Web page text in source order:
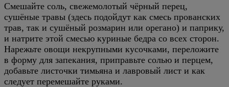
Смешайте соль, свежемолотый чёрный перец,
сушёные травы (здесь подойдут как смесь прованских
трав, так и сушёный розмарин или орегано) и паприку,
и натрите этой смесью куриные бедра со всех сторон.
Нарежьте овощи некрупными кусочками, переложите
в форму для запекания, приправьте солью и перцем,
добавьте листочки тимьяна и лавровый лист и как
следует перемешайте руками.